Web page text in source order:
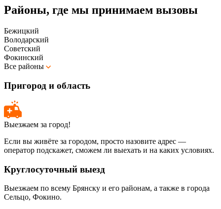
Районы, где мы принимаем вызовы
Бежицкий
Володарский
Советский
Фокинский
Все районы
Пригород и область
Выезжаем за город!
Если вы живёте за городом, просто назовите адрес —
оператор подскажет, сможем ли выехать и на каких условиях.
Круглосуточный выезд
Выезжаем по всему Брянску и его районам, а также в города
Сельцо, Фокино.